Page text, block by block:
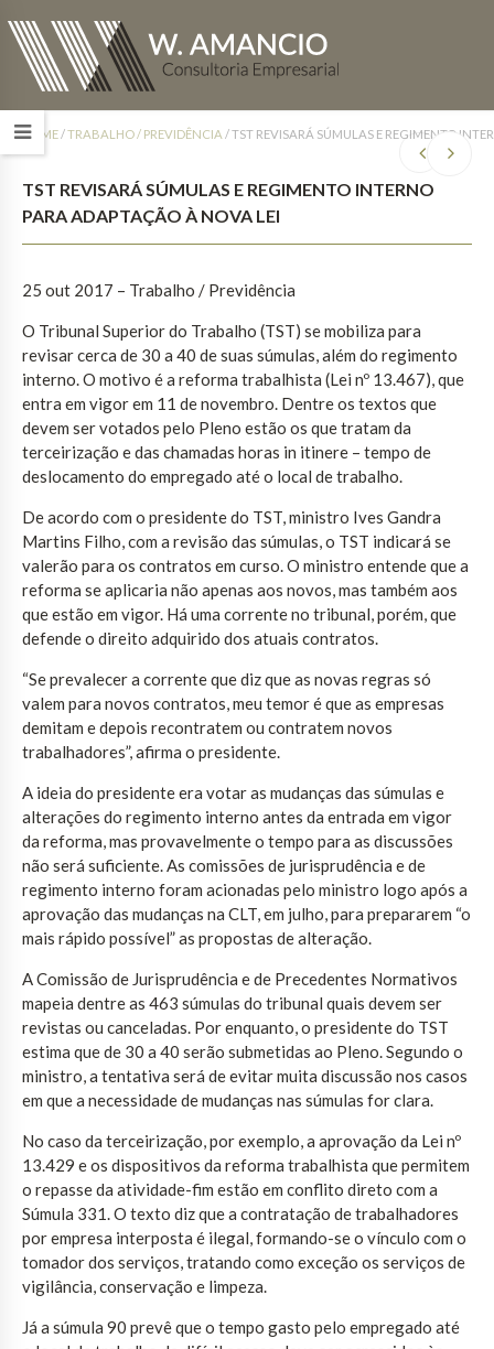
HOME/TRABALHO / PREVIDÊNCIA /TST REVISARÁ SÚMULAS E REGIMENTO
TST REVISARÁ SÚMULAS E REGIMENTO INTERNO
PARA ADAPTAÇÃO À NOVA LEI
25 out 2017 – Trabalho / Previdência
O Tribunal Superior do Trabalho (TST) se mobiliza para
revisar cerca de 30 a 40 de suas súmulas, além do regimento
interno. O motivo é a reforma trabalhista (Lei nº 13.467), que
entra em vigor em 11 de novembro. Dentre os textos que
devem ser votados pelo Pleno estão os que tratam da
terceirização e das chamadas horas in itinere – tempo de
deslocamento do empregado até o local de trabalho.
De acordo com o presidente do TST, ministro Ives Gandra
Martins Filho, com a revisão das súmulas, o TST indicará se
valerão para os contratos em curso. O ministro entende que a
reforma se aplicaria não apenas aos novos, mas também aos
que estão em vigor. Há uma corrente no tribunal, porém, que
defende o direito adquirido dos atuais contratos.
“Se prevalecer a corrente que diz que as novas regras só
valem para novos contratos, meu temor é que as empresas
demitam e depois recontratem ou contratem novos
trabalhadores”, afirma o presidente.
A ideia do presidente era votar as mudanças das súmulas e
alterações do regimento interno antes da entrada em vigor
da reforma, mas provavelmente o tempo para as discussões
não será suficiente. As comissões de jurisprudência e de
regimento interno foram acionadas pelo ministro logo após a
aprovação das mudanças na CLT, em julho, para prepararem “o
mais rápido possível” as propostas de alteração.
A Comissão de Jurisprudência e de Precedentes Normativos
mapeia dentre as 463 súmulas do tribunal quais devem ser
revistas ou canceladas. Por enquanto, o presidente do TST
estima que de 30 a 40 serão submetidas ao Pleno. Segundo o
ministro, a tentativa será de evitar muita discussão nos casos
em que a necessidade de mudanças nas súmulas for clara.
No caso da terceirização, por exemplo, a aprovação da Lei nº
13.429 e os dispositivos da reforma trabalhista que permitem
o repasse da atividade-fim estão em conflito direto com a
Súmula 331. O texto diz que a contratação de trabalhadores
por empresa interposta é ilegal, formando-se o vínculo com o
tomador dos serviços, tratando como exceção os serviços de
vigilância, conservação e limpeza.
Já a súmula 90 prevê que o tempo gasto pelo empregado até